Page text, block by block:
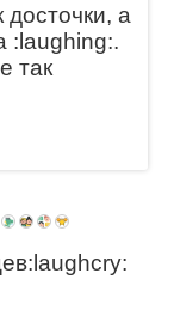
досточки, а
:laughing:.
так